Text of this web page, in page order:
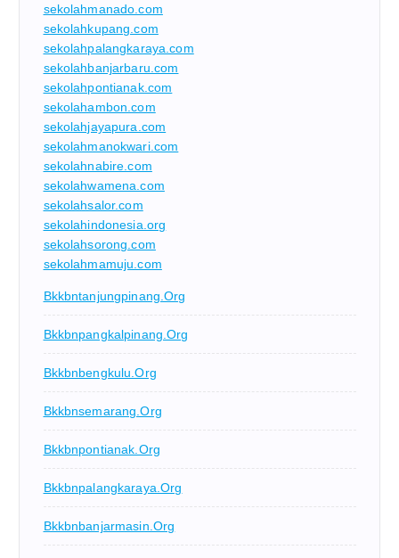
sekolahmanado.com
sekolahkupang.com
sekolahpalangkaraya.com
sekolahbanjarbaru.com
sekolahpontianak.com
sekolahambon.com
sekolahjayapura.com
sekolahmanokwari.com
sekolahnabire.com
sekolahwamena.com
sekolahsalor.com
sekolahindonesia.org
sekolahsorong.com
sekolahmamuju.com
Bkkbntanjungpinang.org
Bkkbnpangkalpinang.org
Bkkbnbengkulu.org
Bkkbnsemarang.org
Bkkbnpontianak.org
Bkkbnpalangkaraya.org
Bkkbnbanjarmasin.org